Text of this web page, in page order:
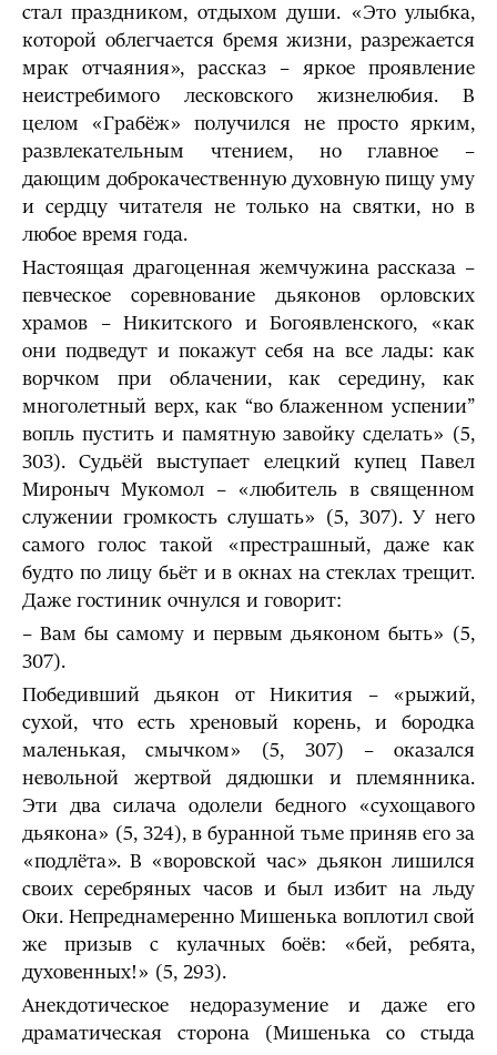
стал праздником, отдыхом души. «Это улыбка,
которой облегчается бремя жизни, разрежается
мрак отчаяния», рассказ – яркое проявление
неистребимого лесковского жизнелюбия. В
целом «Грабёж» получился не просто ярким,
развлекательным чтением, но главное –
дающим доброкачественную духовную пищу уму
и сердцу читателя не только на святки, но в
любое время года.
Настоящая драгоценная жемчужина рассказа –
певческое соревнование дьяконов орловских
храмов – Никитского и Богоявленского, «как
они подведут и покажут себя на все лады: как
ворчком при облачении, как середину, как
многолетный верх, как “во блаженном успении”
вопль пустить и памятную завойку сделать» (5,
303). Судьёй выступает елецкий купец Павел
Мироныч Мукомол – «любитель в священном
служении громкость слушать» (5, 307). У него
самого голос такой «престрашный, даже как
будто по лицу бьёт и в окнах на стеклах трещит.
Даже гостиник очнулся и говорит:
– Вам бы самому и первым дьяконом быть» (5,
307).
Победивший дьякон от Никития – «рыжий,
сухой, что есть хреновый корень, и бородка
маленькая, смычком» (5, 307) – оказался
невольной жертвой дядюшки и племянника.
Эти два силача одолели бедного «сухощавого
дьякона» (5, 324), в буранной тьме приняв его за
«подлёта». В «воровской час» дьякон лишился
своих серебряных часов и был избит на льду
Оки. Непреднамеренно Мишенька воплотил свой
же призыв с кулачных боёв: «бей, ребята,
духовенных!» (5, 293).
Анекдотическое недоразумение и даже его
драматическая сторона (Мишенька со стыда